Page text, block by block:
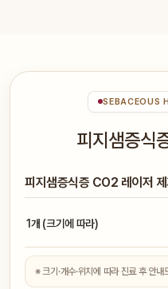
SEBACEOUS
피지샘증식
피지샘증식증 CO2 레이저
1개 (크기에 따라)
※ 크기·개수·위치에 따라 진료 후 안내